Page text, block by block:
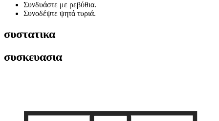
Συνδυάστε με ρεβύθια.
Συνοδέψτε ψητά τυριά.
συστατικα
συσκευασια